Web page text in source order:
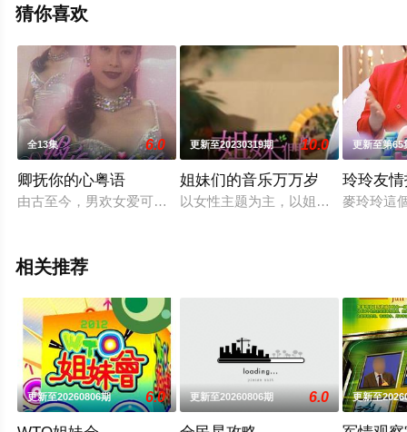
了解。
。
猜你喜欢
全13集 6.0
卿抚你的心粤语
由古至今，男欢女爱可以说是一门奥妙而难于启齿的学问。节
更新至20230319期 10.0
姐妹们的音乐万万岁
以女性主题为主，以姐妹为引，共
更新至第65
玲玲友
麥玲玲這
相关推荐
更新至20260806期 6.0 更新至20260806期 6.0 更新至